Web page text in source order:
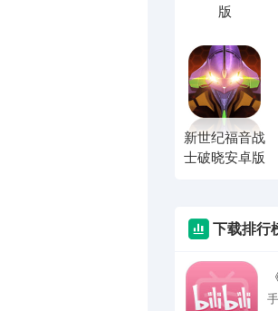
版
新世纪福音战
士破晓安卓版
下载排行